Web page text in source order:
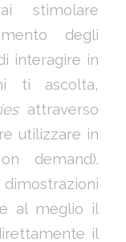
stimolare
degli
interagire in
ti ascolta,
attraverso
utilizzare in
demand).
al meglio il
il